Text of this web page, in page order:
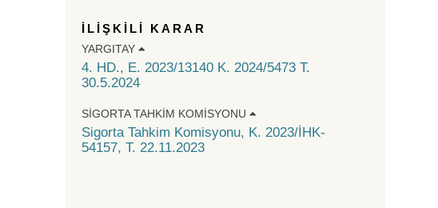
İLİŞKİLİ KARAR
YARGITAY
4. HD., E. 2023/13140 K. 2024/5473 T.
30.5.2024
SIGORTA TAHKIM KOMISYONU
Sigorta Tahkim Komisyonu, K. 2023/İHK-
54157, T. 22.11.2023